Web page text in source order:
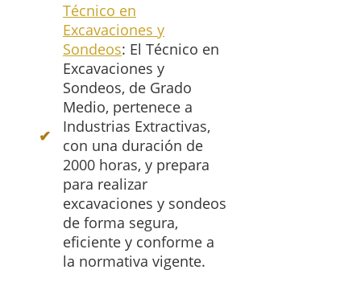
Técnico en
Excavaciones y
Sondeos: El Técnico en
Excavaciones y
Sondeos, de Grado
Medio, pertenece a
Industrias Extractivas,
con una duración de
2000 horas, y prepara
para realizar
excavaciones y sondeos
de forma segura,
eficiente y conforme a
la normativa vigente.